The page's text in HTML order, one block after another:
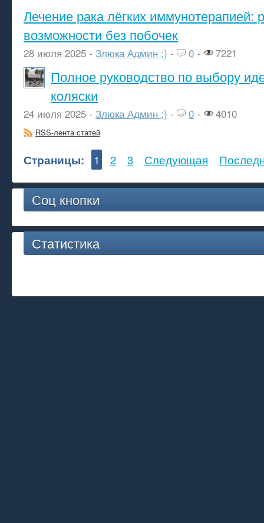
Лечение рака лёгких иммунотерапией:
возможности без побочек
28 июля 2025 - Злюка Админ ;) - 0 - 7221
Полное руководство по выбору
коляски
24 июля 2025 - Злюка Админ ;) - 0 - 4010
RSS-лента статей
Страницы: 1 2 3 Следующая
Соц кнопки
Статистика